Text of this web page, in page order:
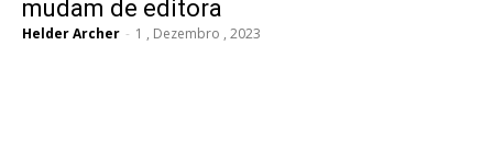
mudam de editora
Helder Archer - 1 , Dezembro , 2023